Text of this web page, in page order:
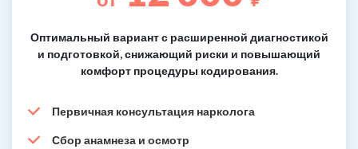
Оптимальный вариант с расширенной диагностикой
и подготовкой, снижающий риски и повышающий
комфорт процедуры кодирования.
Первичная консультация нарколога
Сбор анамнеза и осмотр